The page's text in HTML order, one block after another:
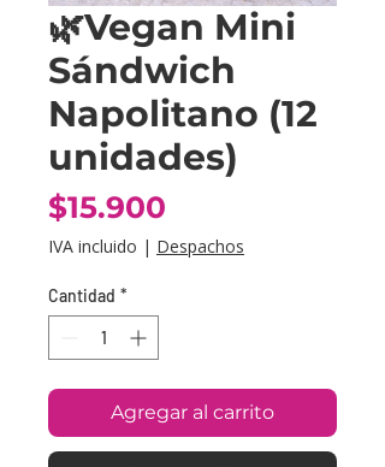
🌿Vegan Mini
Sándwich
Napolitano (12
unidades)
$15.900
IVA incluido | Despachos
Cantidad *
Agregar al carrito